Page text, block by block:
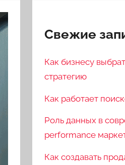
Свежие
Как бизнесу
стратегию
Как работает
Роль данных в
performance
Как создавать